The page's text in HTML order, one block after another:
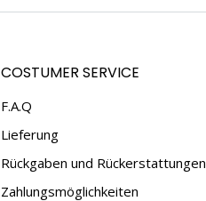
COSTUMER SERVICE
F.A.Q
Lieferung
Rückgaben und Rückerstattungen
Zahlungsmöglichkeiten